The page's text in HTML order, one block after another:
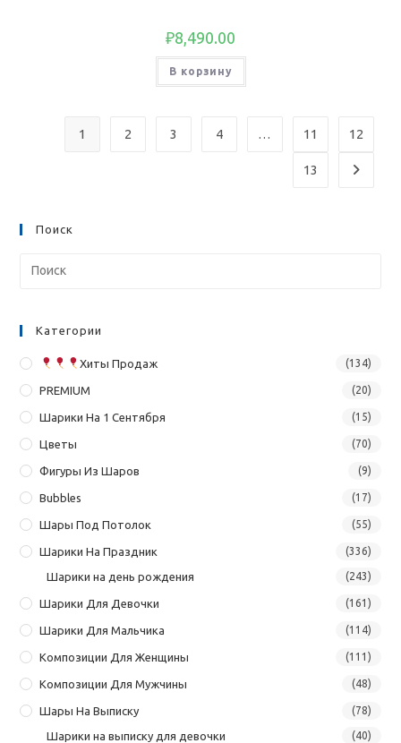
₽8,490.00
В корзину
1 2 3 4 … 11 12
13
Поиск
Категории
Хиты Продаж (134)
PREMIUM (20)
Шарики На 1 Сентября (15)
Цветы (70)
Фигуры Из Шаров (9)
Bubbles (17)
Шары Под Потолок (55)
Шарики На Праздник (336)
Шарики на день рождения (243)
Шарики Для Девочки (161)
Шарики Для Мальчика (114)
Композиции Для Женщины (111)
Композиции Для Мужчины (48)
Шары На Выписку (78)
Шарики на выписку для девочки (40)